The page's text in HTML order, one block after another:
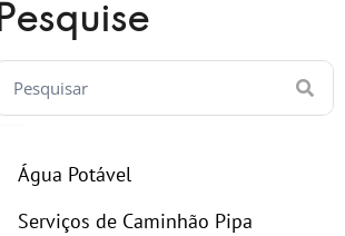
Pesquise
Água Potável
Serviços de Caminhão Pipa